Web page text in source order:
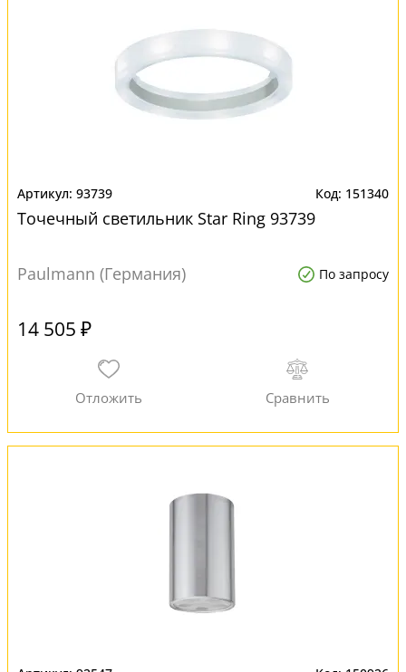
93739 151340
Точечный светильник Star Ring 93739
Paulmann (Германия) По запросу
14 505 ₽